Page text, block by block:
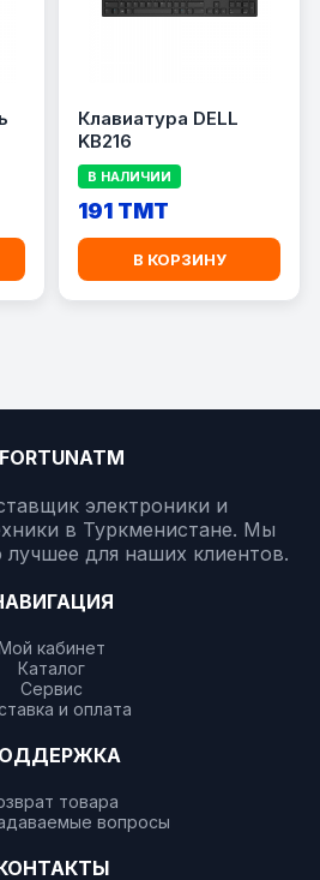
Клавиатура DELL
KB216
В НАЛИЧИИ
191 TMT
В КОРЗИНУ
электроники и
в Туркменистане. Мы
лучшее для наших клиентов.
кабинет
Каталог
Сервис
и оплата
товара
вопросы